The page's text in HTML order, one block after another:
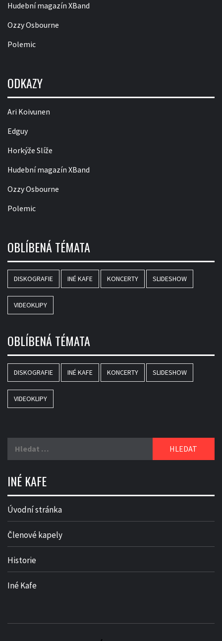
Hudební magazín XBand
Ozzy Osbourne
Polemic
ODKAZY
Ari Koivunen
Edguy
Horkýže Slíže
Hudební magazín XBand
Ozzy Osbourne
Polemic
OBLÍBENÁ TÉMATA
DISKOGRAFIE INÉ KAFE KONCERTY SLIDESHOW
VIDEOKLIPY
OBLÍBENÁ TÉMATA
DISKOGRAFIE INÉ KAFE KONCERTY SLIDESHOW
VIDEOKLIPY
INÉ KAFE
Úvodní stránka
Členové kapely
Historie
Iné Kafe